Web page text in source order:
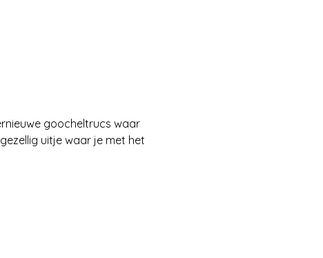
goocheltrucs waar
uitje waar je met het